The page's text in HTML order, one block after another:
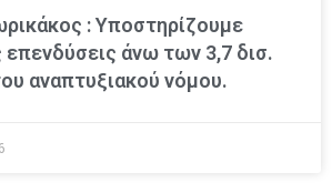
: Υποστηρίζουμε
άνω των 3,7 δισ.
αναπτυξιακού νόμου.